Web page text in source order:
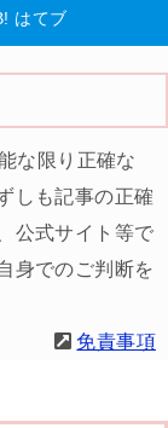
はてブ
な限り正確な
しも記事の正確
公式サイト等で
身でのご判断を
免責事項